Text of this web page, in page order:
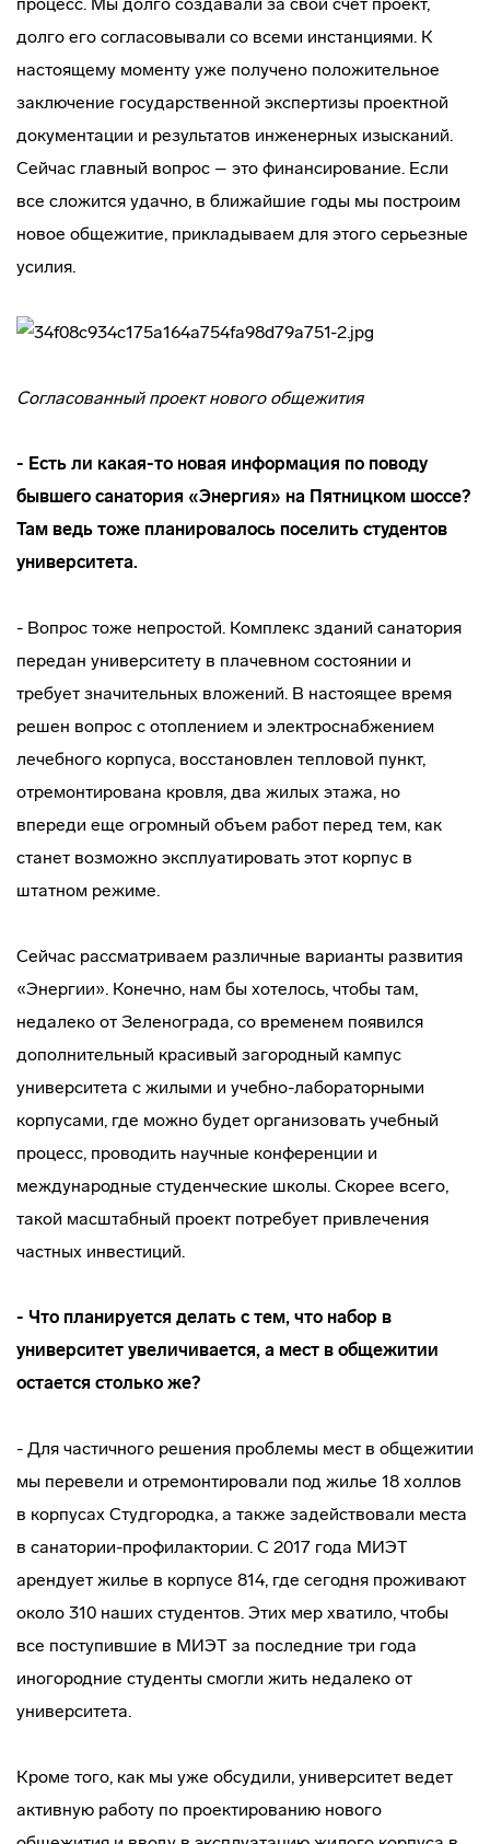
долго его согласовывали со всеми инстанциями. К
настоящему моменту уже получено положительное
заключение государственной экспертизы проектной
документации и результатов инженерных изысканий.
Сейчас главный вопрос – это финансирование. Если
все сложится удачно, в ближайшие годы мы построим
новое общежитие, прикладываем для этого серьезные
усилия.
Согласованный проект нового общежития
- Есть ли какая-то новая информация по поводу
бывшего санатория «Энергия» на Пятницком шоссе?
Там ведь тоже планировалось поселить студентов
университета.
- Вопрос тоже непростой. Комплекс зданий санатория
передан университету в плачевном состоянии и
требует значительных вложений. В настоящее время
решен вопрос с отоплением и электроснабжением
лечебного корпуса, восстановлен тепловой пункт,
отремонтирована кровля, два жилых этажа, но
впереди еще огромный объем работ перед тем, как
станет возможно эксплуатировать этот корпус в
штатном режиме.
Сейчас рассматриваем различные варианты развития
«Энергии». Конечно, нам бы хотелось, чтобы там,
недалеко от Зеленограда, со временем появился
дополнительный красивый загородный кампус
университета с жилыми и учебно-лабораторными
корпусами, где можно будет организовать учебный
процесс, проводить научные конференции и
международные студенческие школы. Скорее всего,
такой масштабный проект потребует привлечения
частных инвестиций.
- Что планируется делать с тем, что набор в
университет увеличивается, а мест в общежитии
остается столько же?
- Для частичного решения проблемы мест в общежитии
мы перевели и отремонтировали под жилье 18 холлов
в корпусах Студгородка, а также задействовали места
в санатории-профилактории. С 2017 года МИЭТ
арендует жилье в корпусе 814, где сегодня проживают
около 310 наших студентов. Этих мер хватило, чтобы
все поступившие в МИЭТ за последние три года
иногородние студенты смогли жить недалеко от
университета.
Кроме того, как мы уже обсудили, университет ведет
активную работу по проектированию нового